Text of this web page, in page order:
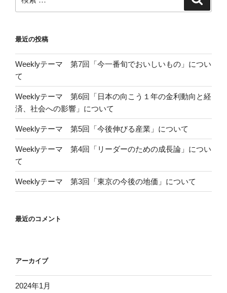
索:
最近の投稿
Weeklyテーマ 第7回「今一番旬でおいしいもの」につい
て
Weeklyテーマ 第6回「日本の向こう１年の金利動向と経
済、社会への影響」について
Weeklyテーマ 第5回「今後伸びる産業」について
Weeklyテーマ 第4回「リーダーのための成長論」につい
て
Weeklyテーマ 第3回「東京の今後の地価」について
最近のコメント
アーカイブ
2024年1月